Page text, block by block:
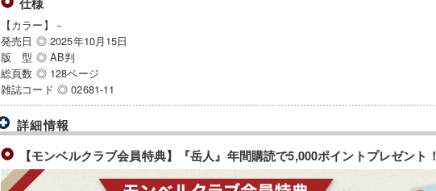
【カラー】－
発売日 ◎ 2025年10月15日
版 型 ◎ AB判
総頁数 ◎ 128ページ
雑誌コード ◎ 02681-11
詳細情報
【モンベルクラブ会員特典】『岳人』年間購読で5,000ポイントプレゼント！